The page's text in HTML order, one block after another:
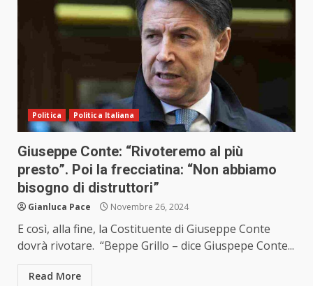
Politica Politica Italiana
Giuseppe Conte: “Rivoteremo al più
presto”. Poi la frecciatina: “Non abbiamo
bisogno di distruttori”
Gianluca Pace Novembre 26, 2024
E così, alla fine, la Costituente di Giuseppe Conte
dovrà rivotare. “Beppe Grillo – dice Giuspepe Conte...
Read More